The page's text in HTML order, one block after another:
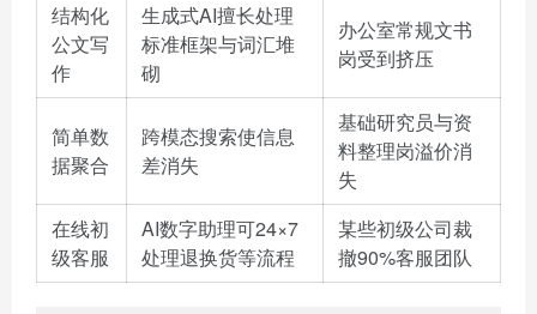
结构化
公文写
作
生成式AI擅长处理
标准框架与词汇堆
砌
办公室常规文书
岗受到挤压
简单数
据聚合
跨模态搜索使信息
差消失
基础研究员与资
料整理岗溢价消
失
在线初
级客服
AI数字助理可24×7
处理退换货等流程
某些初级公司裁
撤90%客服团队